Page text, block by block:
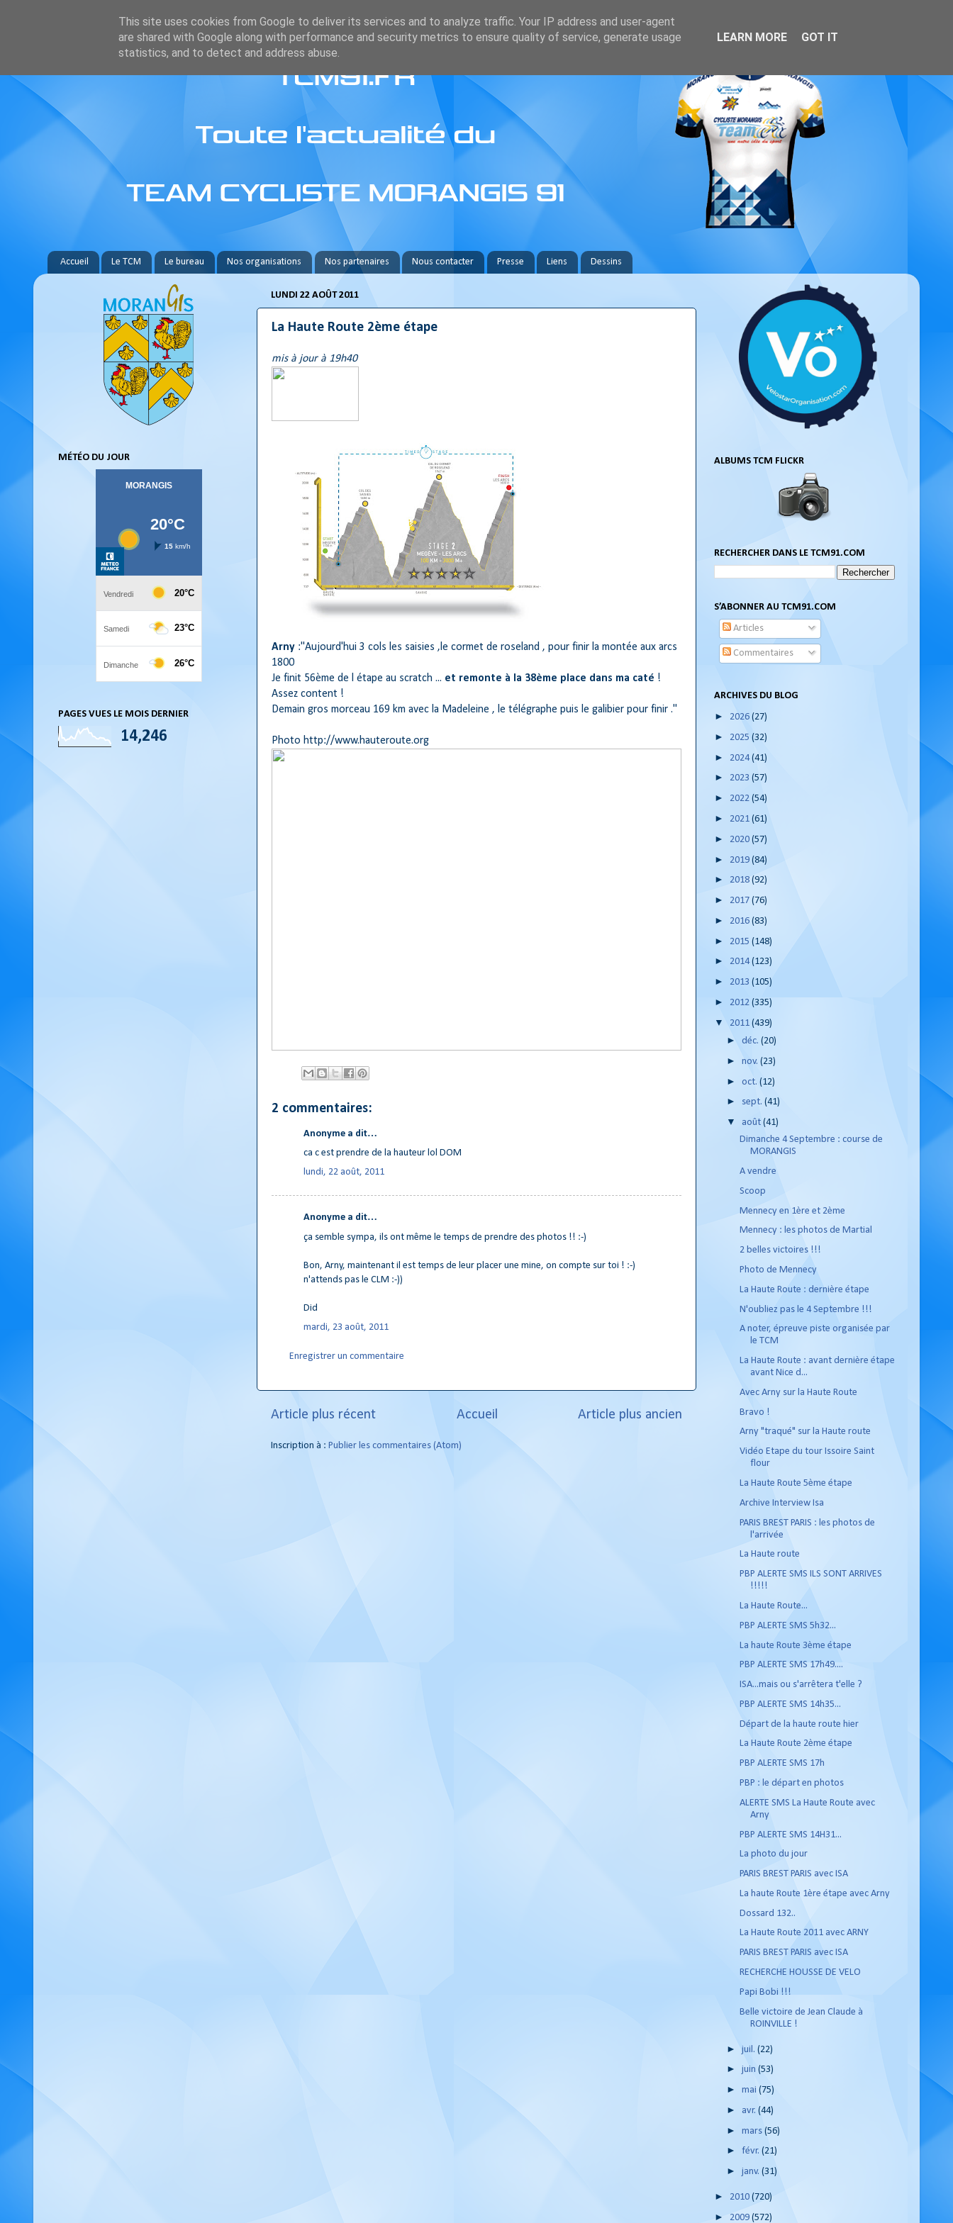
Accueil Le TCM Le bureau Nos organisations Nos partenaires Nous contacter Presse Liens Dessins
LUNDI 22 AOÛT 2011
La Haute Route 2ème étape
mis à jour à 19h40
Arny :"Aujourd'hui 3 cols les saisies ,le cormet de roseland , pour finir la montée aux arcs
1800
Je finit 56ème de l étape au scratch ... et remonte à la 38ème place dans ma caté !
Assez content !
Demain gros morceau 169 km avec la Madeleine , le télégraphe puis le galibier pour finir ."
Photo http://www.hauteroute.org
2 commentaires:
Anonyme a dit…
ca c est prendre de la hauteur lol DOM
lundi, 22 août, 2011
Anonyme a dit…
ça semble sympa, ils ont même le temps de prendre des photos !! :-)
Bon, Arny, maintenant il est temps de leur placer une mine, on compte sur toi ! :-)
n'attends pas le CLM :-))
Did
mardi, 23 août, 2011
Enregistrer un commentaire
Article plus récent Article plus ancien
Accueil
Inscription à : Publier les commentaires (Atom)
MÉTÉO DU JOUR
PAGES VUES LE MOIS DERNIER
14,246
ALBUMS TCM FLICKR
RECHERCHER DANS LE TCM91.COM
S’ABONNER AU TCM91.COM
Articles
Commentaires
ARCHIVES DU BLOG
► 2026 (27)
► 2025 (32)
► 2024(41)
► 2023 (57)
► 2022 (54)
► 2021 (61)
► 2020 (57)
► 2019 (84)
► 2018 (92)
► 2017 (76)
► 2016 (83)
► 2015 (148)
► 2014(123)
► 2013 (105)
► 2012 (335)
▼ 2011 (439)
►déc.(20)
►nov.(23)
►oct.(12)
► sept.(41)
▼ août(41)
Dimanche 4 Septembre : course de
MORANGIS
A vendre
Scoop
Mennecy en 1ère et 2ème
Mennecy : les photos de Martial
2 belles victoires !!!
Photo de Mennecy
La Haute Route : dernière étape
N'oubliez pas le 4 Septembre !!!
A noter, épreuve piste organisée par
le TCM
La Haute Route : avant dernière étape
avant Nice d...
Avec Arny sur la Haute Route
Bravo !
Arny "traqué" sur la Haute route
Vidéo Etape du tour Issoire Saint
flour
La Haute Route 5ème étape
Archive Interview Isa
PARIS BREST PARIS : les photos de
l'arrivée
La Haute route
PBP ALERTE SMS ILS SONT ARRIVES
!!!!!
La Haute Route...
PBP ALERTE SMS 5h32...
La haute Route 3ème étape
PBP ALERTE SMS 17h49....
ISA...mais ou s'arrêtera t'elle ?
PBP ALERTE SMS 14h35...
Départ de la haute route hier
La Haute Route 2ème étape
PBP ALERTE SMS 17h
PBP : le départ en photos
ALERTE SMS La Haute Route avec
Arny
PBP ALERTE SMS 14H31...
La photo du jour
PARIS BREST PARIS avec ISA
La haute Route 1ère étape avec Arny
Dossard 132..
La Haute Route 2011 avec ARNY
PARIS BREST PARIS avec ISA
RECHERCHE HOUSSE DE VELO
Papi Bobi !!!
Belle victoire de Jean Claude à
ROINVILLE !
►juil.(22)
►juin(53)
►mai(75)
► avr.(44)
►mars(56)
►févr.(21)
►janv.(31)
► 2010 (720)
► 2009 (572)
This site uses cookies from Google to deliver its services and to analyze traffic. Your IP address and user-agent
are shared with Google along with performance and security metrics to ensure quality of service, generate usage
statistics, and to detect and address abuse.
LEARN MORE GOT IT